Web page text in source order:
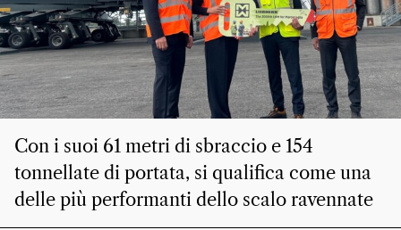
Con i suoi 61 metri di sbraccio e 154
tonnellate di portata, si qualifica come una
delle più performanti dello scalo ravennate